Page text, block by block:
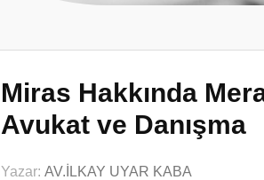
Miras Hakkında
Avukat ve Danışma
Yazar: AV.İLKAY UYAR KABA